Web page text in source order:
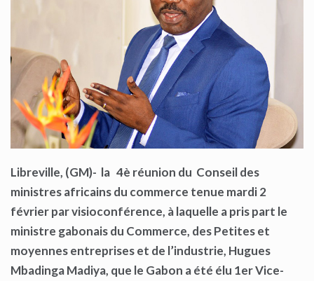
Libreville, (GM)- la 4è réunion du Conseil des
ministres africains du commerce tenue mardi 2
février par visioconférence, à laquelle a pris part le
ministre gabonais du Commerce, des Petites et
moyennes entreprises et de l’industrie, Hugues
Mbadinga Madiya, que le Gabon a été élu 1er Vice-